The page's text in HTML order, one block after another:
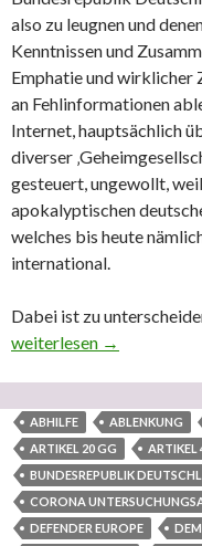
also zu leugnen und
Kenntnissen und
Emphatie und wirklicher
an Fehlinformationen
Internet, hauptsächlich
diverser
gesteuert, ungewollt,
apokalyptischen
welches bis heute
international.
Dabei ist zu
Die Schwierigkeit für
weiterlesen →
ABHILFE ABLENKUNG
ARTIKEL 20 GG
ARTIKEL
BUNDESREPUBLIK
CORONA
DEFENDER EUROPE